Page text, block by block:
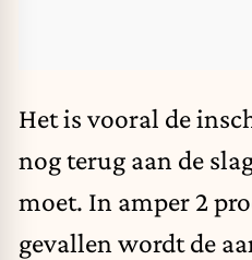
Het is vooral de
nog terug aan de
moet. In amper 2
gevallen wordt de